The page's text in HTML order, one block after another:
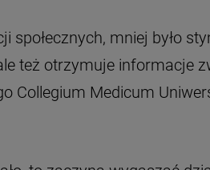
mniej było
też otrzymuje informacje
Collegium Medicum